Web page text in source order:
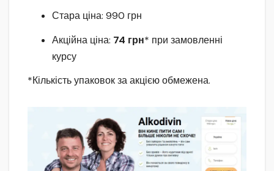
Стара ціна: 990 грн
Акційна ціна: 74 грн* при замовленні
курсу
*Кількість упаковок за акцією обмежена.